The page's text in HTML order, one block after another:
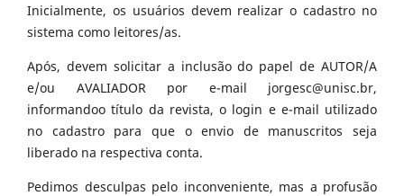
Inicialmente, os usuários devem realizar o cadastro no
sistema como leitores/as.
Após, devem solicitar a inclusão do papel de AUTOR/A
e/ou AVALIADOR por e-mail jorgesc@unisc.br,
informandoo título da revista, o login e e-mail utilizado
no cadastro para que o envio de manuscritos seja
liberado na respectiva conta.
Pedimos desculpas pelo inconveniente, mas a profusão